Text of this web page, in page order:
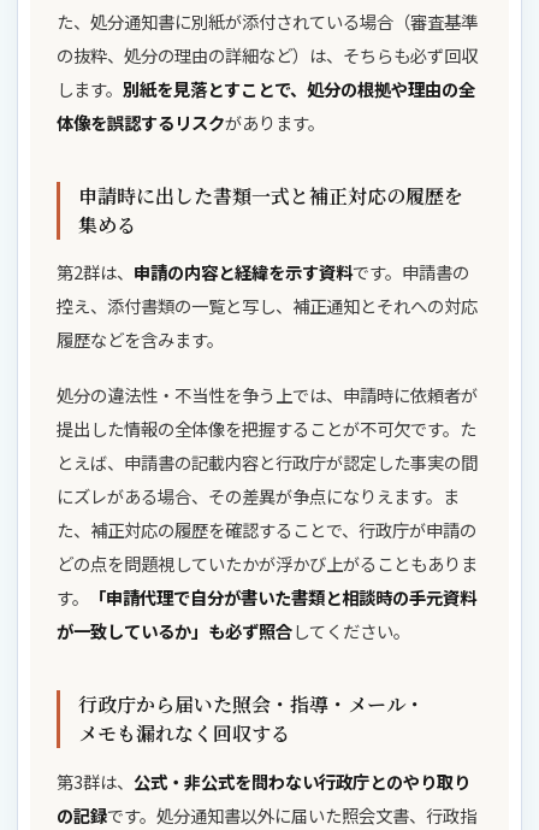
た、処分通知書に別紙が添付されている場合（審査基準
の抜粋、処分の理由の詳細など）は、そちらも必ず回収
します。 別紙を見落とすことで、処分の根拠や理由の全
体像を誤認するリスクがあります。
申請時に出した書類一式と補正対応の履歴を
集める
第2群は、 申請の内容と経緯を示す資料です。申請書の
控え、添付書類の一覧と写し、補正通知とそれへの対応
履歴などを含みます。
処分の違法性・不当性を争う上では、申請時に依頼者が
提出した情報の全体像を把握することが不可欠です。た
とえば、申請書の記載内容と行政庁が認定した事実の間
にズレがある場合、その差異が争点になりえます。ま
た、補正対応の履歴を確認することで、行政庁が申請の
どの点を問題視していたかが浮かび上がることもありま
す。
「申請代理で自分が書いた書類と相談時の手元資料
が一致しているか」も必ず照合してください。
行政庁から届いた照会・指導・メール・
メモも漏れなく回収する
第3群は、公式・非公式を問わない行政庁とのやり取り
の記録です。処分通知書以外に届いた照会文書、行政指